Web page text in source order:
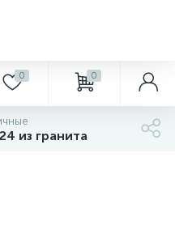
0 0
из гранита